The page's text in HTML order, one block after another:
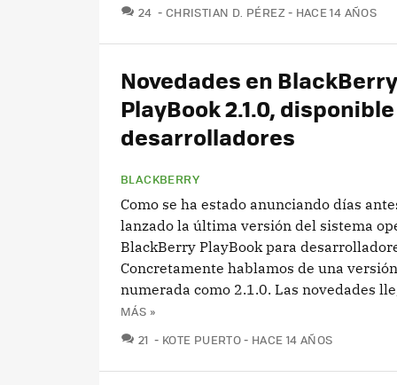
24 COMENTARIOS
CHRISTIAN D. PÉREZ HACE 14 AÑOS
Novedades en BlackBerry
PlayBook 2.1.0,
desarrolladores
BLACKBERRY
Como se ha estado anunciando días
lanzado la última versión del sistema
BlackBerry PlayBook para
Concretamente hablamos de una
numerada como 2.1.0. Las novedades
MÁS »
21 COMENTARIOS
KOTE PUERTO HACE 14 AÑOS